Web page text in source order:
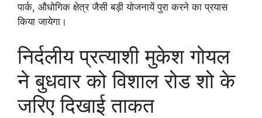
पार्क, औधोगिक क्षेत्र जैसी बड़ी योजनायें पुरा करने का प्रयास
किया जायेगा।
निर्दलीय प्रत्याशी मुकेश गोयल
ने बुधवार को विशाल रोड शो के
जरिए दिखाई ताकत